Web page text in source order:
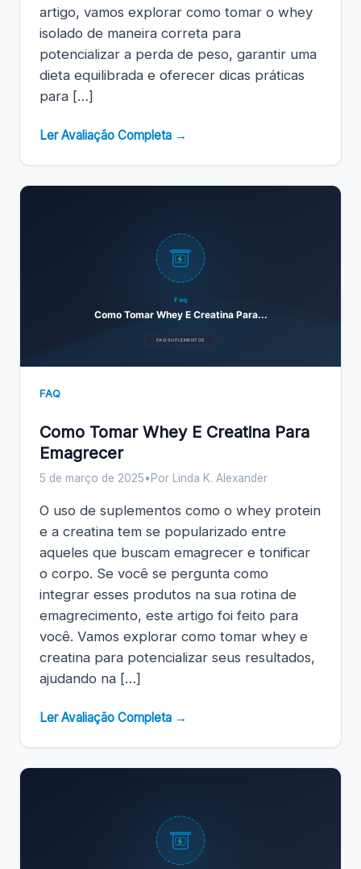
artigo, vamos explorar como tomar o whey
isolado de maneira correta para
potencializar a perda de peso, garantir uma
dieta equilibrada e oferecer dicas práticas
para […]
Ler Avaliação Completa →
Faq
Como Tomar Whey E Creatina Para...
FAQ SUPLEMENTOS
FAQ
Como Tomar Whey E Creatina Para
Emagrecer
5 de março de 2025• Por Linda K. Alexander
O uso de suplementos como o whey protein
e a creatina tem se popularizado entre
aqueles que buscam emagrecer e tonificar
o corpo. Se você se pergunta como
integrar esses produtos na sua rotina de
emagrecimento, este artigo foi feito para
você. Vamos explorar como tomar whey e
creatina para potencializar seus resultados,
ajudando na […]
Ler Avaliação Completa →